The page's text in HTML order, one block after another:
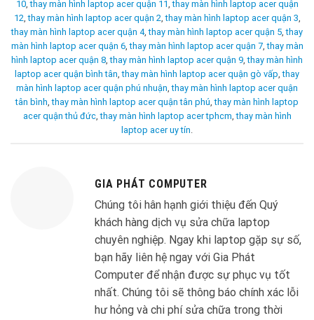
10,thay màn hình laptop acer quận 11,thay màn hình laptop acer quận
12,thay màn hình laptop acer quận 2,thay màn hình laptop acer quận 3,
thay màn hình laptop acer quận 4,thay màn hình laptop acer quận 5,thay
màn hình laptop acer quận 6,thay màn hình laptop acer quận 7,thay màn
hình laptop acer quận 8,thay màn hình laptop acer quận 9,thay màn hình
laptop acer quận bình tân,thay màn hình laptop acer quận gò vấp,thay
màn hình laptop acer quận phú nhuận,thay màn hình laptop acer quận
tân bình,thay màn hình laptop acer quận tân phú,thay màn hình laptop
acer quận thủ đức,thay màn hình laptop acer tphcm,thay màn hình
laptop acer uy tín.
GIA PHÁT COMPUTER
Chúng tôi hân hạnh giới thiệu đến Quý
khách hàng dịch vụ sửa chữa laptop
chuyên nghiệp. Ngay khi laptop gặp sự số,
bạn hãy liên hệ ngay với Gia Phát
Computer để nhận được sự phục vụ tốt
nhất. Chúng tôi sẽ thông báo chính xác lỗi
hư hỏng và chi phí sửa chữa trong thời